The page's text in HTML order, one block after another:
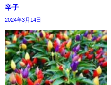
辛子
2024年3月14日